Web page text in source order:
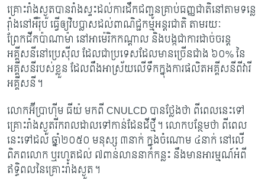
គ្រោះរាំងស្ងួតបានរាំងស្ទះដល់ការដឹកជញ្ជូនគ្រាប់ធញ្ញជាតិនៅតាមទន្លេ
រ៉ាំងនៅអឺរ៉ុប ធ្វើឲ្យ​វិបប្លាស​ដល់ពាណិជ្ជកម្មអន្តរជាតិ តាមរយៈ
ព្រែកជីកប៉ាណាម៉ា នៅអាម៉េរិកកណ្តាល និងបង្ក​ជា​ការ​ដាច់​ច​រ​ន្ត
អគ្គីសនីនៅប្រេស៊ីល ដែលជាប្រទេសដែលមានច្រើន​ជាង ៦០% នៃ
អគ្គីសនី​របស់​ខ្លួន ដែលពឹងអាស្រ័យលើទឹកក្នុងការផលិតអគ្គីសនីពីវារី
អគ្គីសនី។​
លោកអ៊ីប្រាហ៊ីម ធីយ៉ មកពីCNULCD បានថ្លែងថា ពីពេលនេះទៅ
គ្រោះរាំងស្ងួតរីករាល​ដាល​ទៅកាន់ដែនដីថ្មី។ លោកបន្ថែមថា ពីពេល​
នេះ​ទៅដល់ ឆ្នាំ២០៥០ មនុស្ស ៣នាក់ ក្នុង​ចំណោម ៤នាក់ នៅលើ
ពិភពលោក ឬរហូតដល់ ៧ពាន់លាននាក់កន្លះ នឹងមាន​អារម្មណ៍​អំពី​
ឥទ្ធិពល​នៃគ្រោះរាំងស្ងួត។